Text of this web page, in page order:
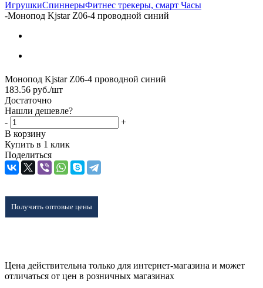
ИгрушкиСпиннерыФитнес трекеры, смарт Часы
-Монопод Kjstar Z06-4 проводной синий
Монопод Kjstar Z06-4 проводной синий
183.56 руб./шт
Достаточно
Нашли дешевле?
-
+
В корзину
Купить в 1 клик
Поделиться
Получить оптовые цены
Цена действительна только для интернет-магазина и может
отличаться от цен в розничных магазинах